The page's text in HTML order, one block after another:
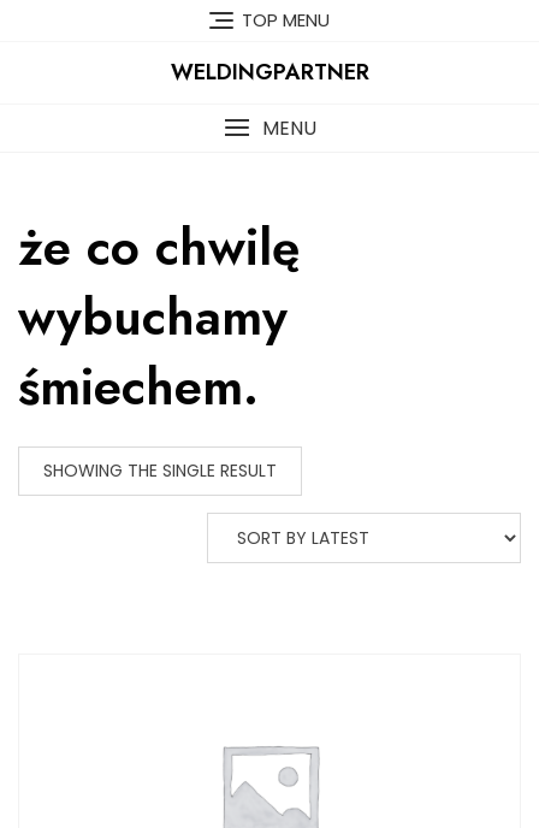
TOP MENU
WELDINGPARTNER
MENU
że co chwilę
wybuchamy
śmiechem.
SHOWING THE SINGLE RESULT